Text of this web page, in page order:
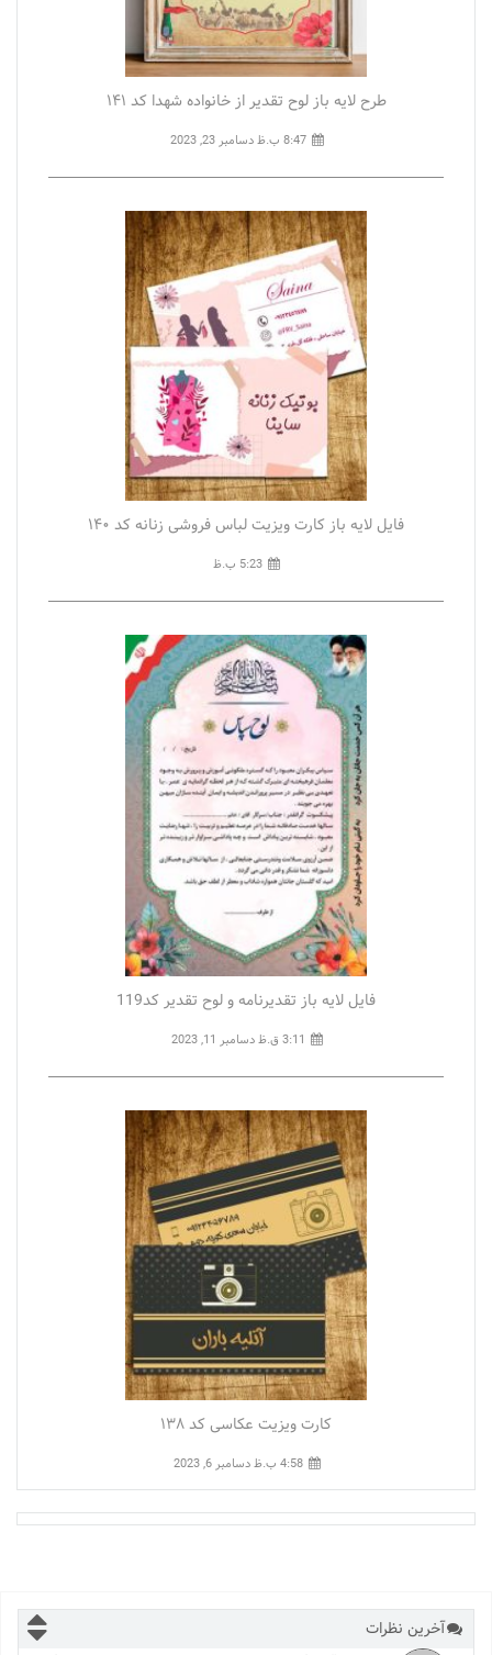
طرح لایه باز لوح تقدیر از خانواده شهدا کد ۱۴۱
8:47 ب.ظ دسامبر 23, 2023
فایل لایه باز کارت ویزیت لباس فروشی زنانه کد ۱۴۰
5:23 ب.ظ
فایل لایه باز تقدیرنامه و لوح تقدیر کد119
3:11 ق.ظ دسامبر 11, 2023
کارت ویزیت عکاسی کد ۱۳۸
4:58 ب.ظ دسامبر 6, 2023
آخرین نظرات